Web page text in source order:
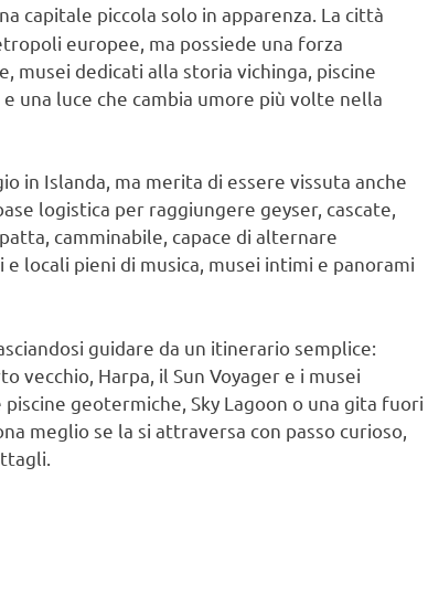
capitale piccola solo in apparenza. La città
europee, ma possiede una forza
musei dedicati alla storia vichinga, piscine
una luce che cambia umore più volte nella
in Islanda, ma merita di essere vissuta anche
logistica per raggiungere geyser, cascate,
camminabile, capace di alternare
locali pieni di musica, musei intimi e panorami
guidare da un itinerario semplice:
vecchio, Harpa, il Sun Voyager e i musei
geotermiche, Sky Lagoon o una gita fuori
meglio se la si attraversa con passo curioso,